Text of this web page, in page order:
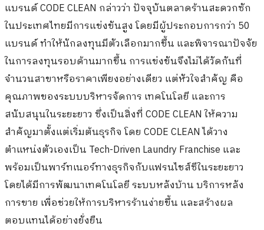
แบรนด์ CODE CLEAN กล่าวว่า ปัจจุบันตลาดร้านสะดวกซัก
ในประเทศไทยมีการแข่งขันสูง โดยมีผู้ประกอบการกว่า 50
แบรนด์ ทำให้นักลงทุนมีตัวเลือกมากขึ้น และพิจารณาปัจจัย
ในการลงทุนรอบด้านมากขึ้น การแข่งขันจึงไม่ได้วัดกันที่
จำนวนสาขาหรือราคาเพียงอย่างเดียว แต่หัวใจสำคัญ คือ
คุณภาพของระบบบริหารจัดการ เทคโนโลยี และการ
สนับสนุนในระยะยาว ซึ่งเป็นสิ่งที่ CODE CLEAN ให้ความ
สำคัญมาตั้งแต่เริ่มต้นธุรกิจ โดย CODE CLEAN ได้วาง
ตำแหน่งตัวเองเป็น Tech-Driven Laundry Franchise และ
พร้อมเป็นพาร์ทเนอร์ทางธุรกิจกับแฟรนไชส์ซีในระยะยาว
โดยได้มีการพัฒนาเทคโนโลยี ระบบหลังบ้าน บริการหลัง
การขาย เพื่อช่วยให้การบริหารร้านง่ายขึ้น และสร้างผล
ตอบแทนได้อย่างยั่งยืน